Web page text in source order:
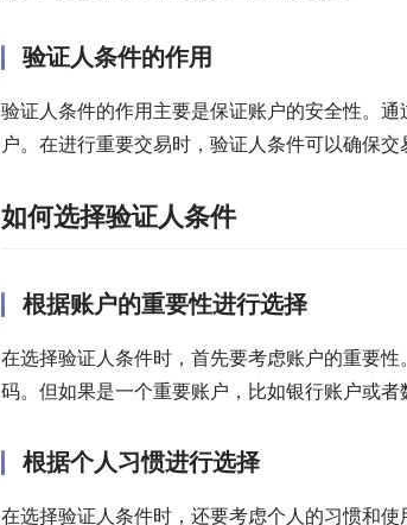
验证人条件的作用
验证人条件的作用主要是保证账户的安全性。
户。在进行重要交易时，验证人条件可以确保交
如何选择验证人条件
根据账户的重要性进行选择
在选择验证人条件时，首先要考虑账户的重要
码。但如果是一个重要账户，比如银行账户或
根据个人习惯进行选择
在选择验证人条件时，还要考虑个人的习惯和